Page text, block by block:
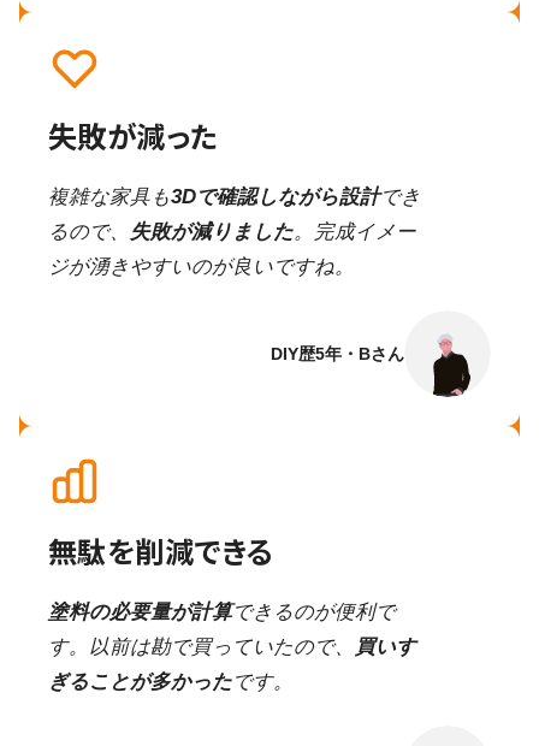
失敗が減った
複雑な家具も3Dで確認しながら設計でき
るので、
失敗が減りました。完成イメー
ジが湧きやすいのが良いですね。
DIY歴5年・Bさん
無駄を削減できる
塗料の必要量が計算できるのが便利で
す。以前は勘で買っていたので、
買いす
ぎることが多かったです。